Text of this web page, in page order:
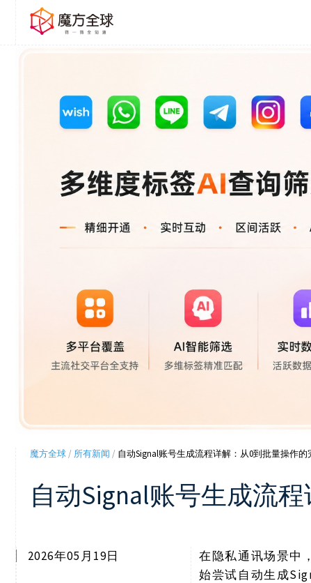
魔方全球 / 所有新闻 / 自动Signal账号生成流程详解：从0到批量操作的
自动Signal账号生成流
2026年05月19日 在隐私通讯场景中，
始尝试自动生成